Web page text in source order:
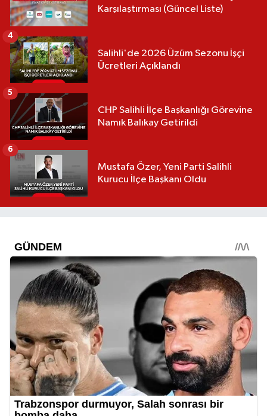
Karşılaştırması (Güncel Liste)
Salihli'de 2026 Üzüm Sezonu İşçi
Ücretleri Açıklandı
4
CHP Salihli İlçe Başkanlığı Görevine
Namık Balıkay Getirildi
5
Mustafa Özer, Yeni Parti Salihli
Kurucu İlçe Başkanı Oldu
6